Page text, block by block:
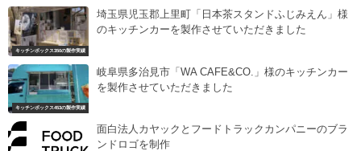
キッチンボックス350の製作実績
埼玉県児玉郡上里町「日本茶スタンドふじみえん」様
のキッチンカーを製作させていただきました
キッチンボックス453の製作実績
岐阜県多治見市「WA CAFE&CO.」様のキッチンカー
を製作させていただきました
面白法人カヤックとフードトラックカンパニーのブラ
ンドロゴを制作